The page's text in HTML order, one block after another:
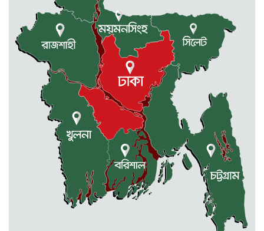
মোহনগঞ্জ উপজেলা স্বাস্থ্য কম্প্লেক্স
কর্মকর্তা ডা. মোমেনুল এর অকাল মৃত্যু
নেত্রকোণায় মেরিট কেয়ার
অর্গানাইজেশনের উদ্যোগে ফ্রি মেডিক্যাল
ক্যাম্প অনুষ্ঠিত
মোহনগঞ্জ স্বাস্থ্য কমপ্লেক্সের ১২ জন
ডাক্তারকে কৈফিয়ত তলব
বারহাট্টায় ৪৫টি ভারতীয় টায়ার জব্দ,